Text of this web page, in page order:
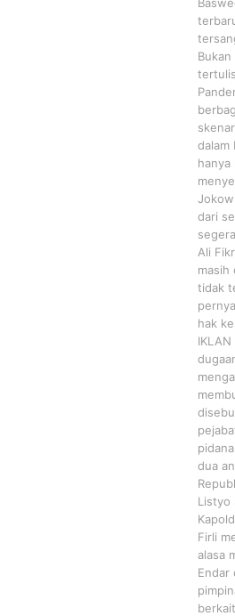
dalam
hanya
dari
Ali
masih
tidak
hak
dua
Listyo
Firli
alasa
Endar